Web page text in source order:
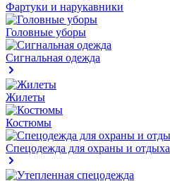
Фартуки и нарукавники
Головные уборы
Сигнальная одежда
Жилеты
Костюмы
Спецодежда для охраны и отдыха